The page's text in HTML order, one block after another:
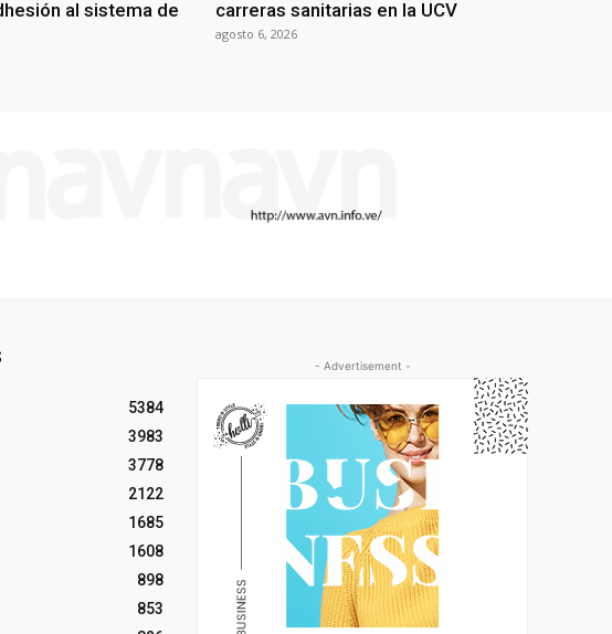
al sistema de
carreras sanitarias en la UCV
agosto 6, 2026
5384
3983
3778
2122
1685
1608
898
853
- Advertisement -